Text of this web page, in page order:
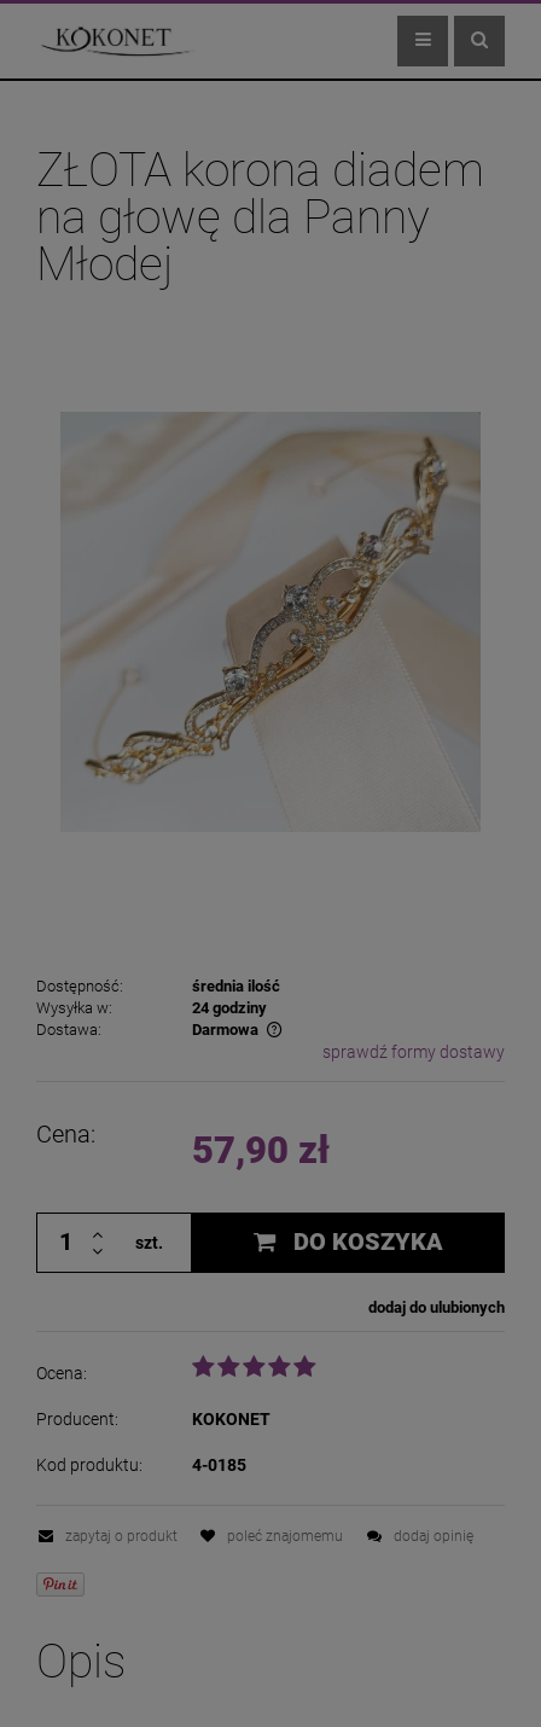
ZŁOTA korona diadem
na głowę dla Panny
Młodej
Dostępność:
średnia ilość
Wysyłka w:
24 godziny
Dostawa:
Darmowa
Cena nie zawiera ewentualnych kosztów płatnościsprawdź formy dostawy
Cena: 57,90 zł
szt. DO KOSZYKA
dodaj do ulubionych
Ocena:
Producent: KOKONET
Kod produktu: 4-0185
zapytaj o produkt poleć znajomemu dodaj opinię
Opis